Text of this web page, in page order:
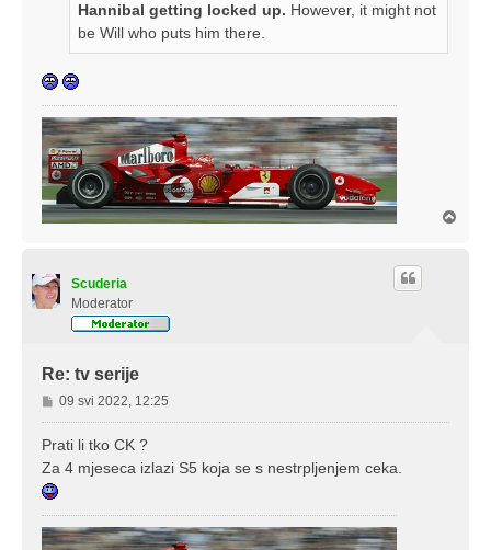
Hannibal getting locked up. However, it might not
be Will who puts him there.
Scuderia
Moderator
Re: tv serije
P
o
s
09 svi 2022, 12:25
Prati li tko CK ?
Za 4 mjeseca izlazi S5 koja se s nestrpljenjem ceka.